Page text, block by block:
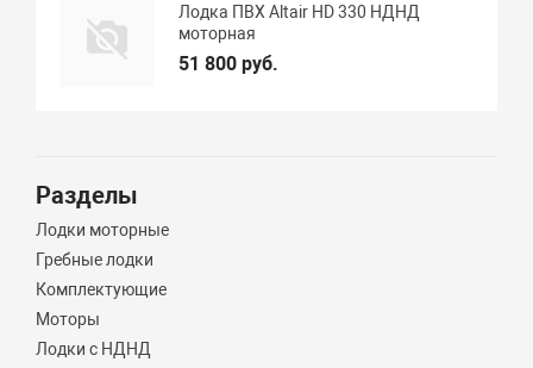
Лодка ПВХ Altair HD 330 НДНД
моторная
51 800 руб.
Разделы
Лодки моторные
Гребные лодки
Комплектующие
Моторы
Лодки с НДНД